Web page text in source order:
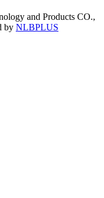
and Products CO.,
by NLBPLUS